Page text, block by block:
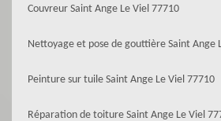
Couvreur Saint Ange Le Viel 77710
Nettoyage et pose de gouttière Saint Ange
Peinture sur tuile Saint Ange Le Viel 77710
Réparation de toiture Saint Ange Le Viel